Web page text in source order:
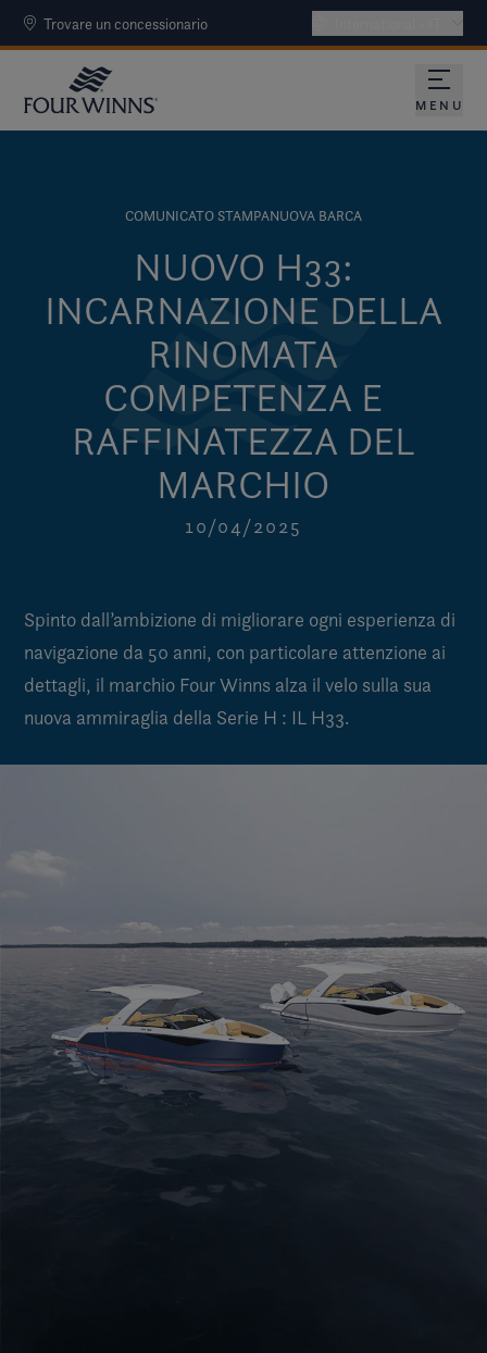
Trovare un concessionario
MENU
COMUNICATO STAMPANUOVA BARCA
NUOVO H33:
INCARNAZIONE DELLA
RINOMATA
COMPETENZA E
RAFFINATEZZA DEL
MARCHIO
10/04/2025
Spinto dall’ambizione di migliorare ogni esperienza di
navigazione da 50 anni, con particolare attenzione ai
dettagli, il marchio Four Winns alza il velo sulla sua
nuova ammiraglia della Serie H : IL H33.